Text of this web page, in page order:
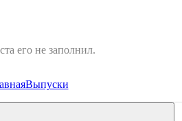
его не заполнил.
Выпуски